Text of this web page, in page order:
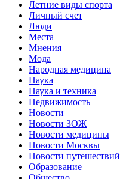
Летние виды спорта
Личный счет
Люди
Места
Мнения
Мода
Народная медицина
Наука
Наука и техника
Недвижимость
Новости
Новости ЗОЖ
Новости медицины
Новости Москвы
Новости путешествий
Образование